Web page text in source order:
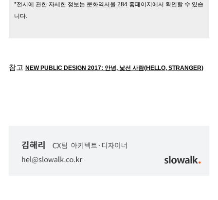
*전시에 관한 자세한 정보는 문화역서울 284 홈페이지에서 확인할 수 있습
니다.
참고 NEW PUBLIC DESIGN 2017: 안녕, 낯선 사람(HELLO, STRANGER)